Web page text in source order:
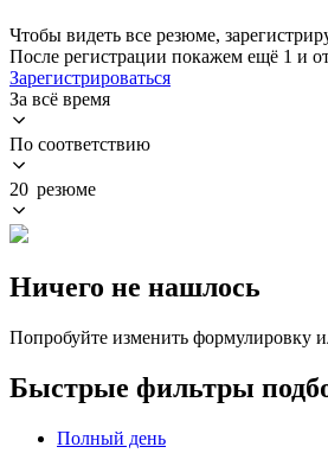
Чтобы видеть все резюме,
После регистрации покажем ещё 1 и
Зарегистрироваться
За всё время
По соответствию
20 резюме
Ничего не нашлось
Попробуйте изменить формулировку
Быстрые фильтры
Полный день